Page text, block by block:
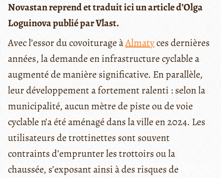
Novastan reprend et traduit ici un article d’Olga
Loguinova publié par Vlast.
Avec l’essor du covoiturage àAlmatyces dernières
années, la demande en infrastructure cyclable a
augmenté de manière significative. En parallèle,
leur développement a fortement ralenti : selon la
municipalité, aucun mètre de piste ou de voie
cyclable n’a été aménagé dans la ville en 2024. Les
utilisateurs de trottinettes sont souvent
contraints d’emprunter les trottoirs ou la
chaussée, s’exposant ainsi à des risques de